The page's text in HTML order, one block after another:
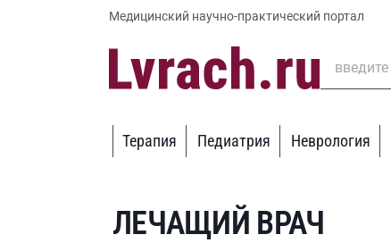
Медицинский научно-практический портал
Терапия Педиатрия Неврология
ЛЕЧАЩИЙ ВРАЧ